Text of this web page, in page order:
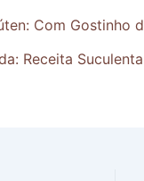
Com Gostinho
Receita